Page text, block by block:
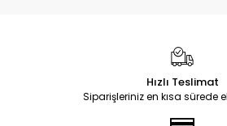
Hızlı Teslimat
Siparişleriniz en kısa sürede